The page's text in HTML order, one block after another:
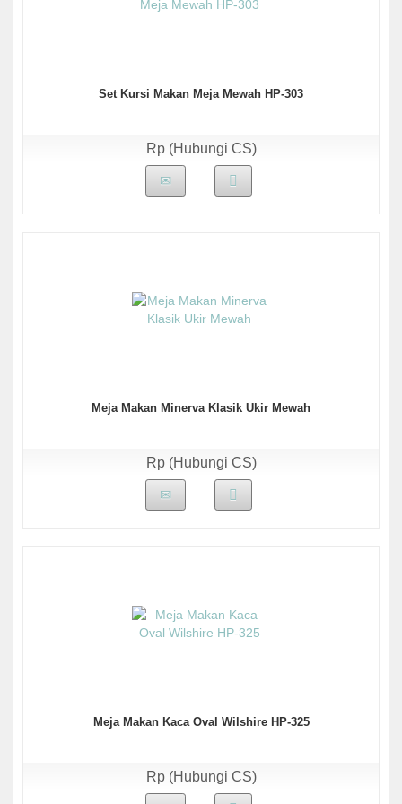
Set Kursi Makan Meja Mewah HP-303
Rp (Hubungi CS)
Meja Makan Minerva Klasik Ukir Mewah
Rp (Hubungi CS)
Meja Makan Kaca Oval Wilshire HP-325
Rp (Hubungi CS)